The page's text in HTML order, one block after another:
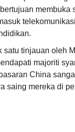
membuka
satu tinjauan oleh
majoriti
China
saing mereka di